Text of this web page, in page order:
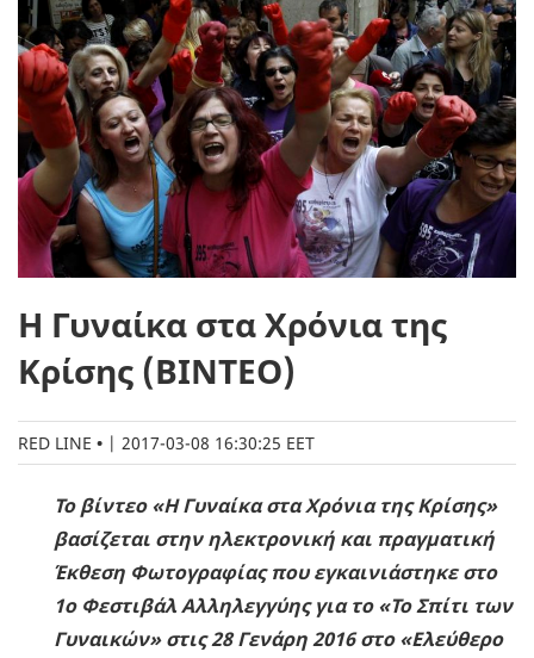
Η Γυναίκα στα Χρόνια της
Κρίσης (ΒΙΝΤΕΟ)
RED LINE | 2017-03-08 16:30:25 EET
Το βίντεο «Η Γυναίκα στα Χρόνια της Κρίσης»
βασίζεται στην ηλεκτρονική και πραγματική
Έκθεση Φωτογραφίας που εγκαινιάστηκε στο
1ο Φεστιβάλ Αλληλεγγύης για το «Το Σπίτι των
Γυναικών» στις 28 Γενάρη 2016 στο «Ελεύθερο